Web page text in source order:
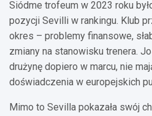
Siódme trofeum w 2023 roku
pozycji Sevilli w rankingu. Klub
okres – problemy finansowe,
zmiany na stanowisku trenera.
drużynę dopiero w marcu, nie
doświadczenia w europejskich
Mimo to Sevilla pokazała swój